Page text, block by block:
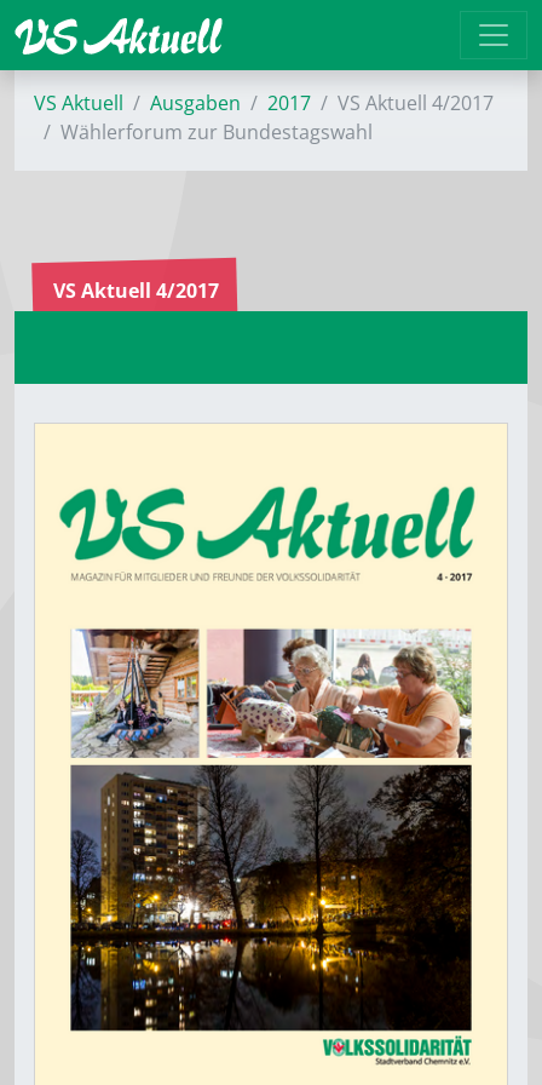
VS Aktuell Ausgaben 2017
VS Aktuell 4/2017
Wählerforum zur Bundestagswahl
VS Aktuell 4/2017